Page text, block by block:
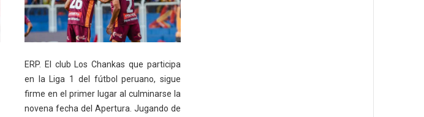
ERP. El club Los Chankas que participa
en la Liga 1 del fútbol peruano, sigue
firme en el primer lugar al culminarse la
novena fecha del Apertura. Jugando de